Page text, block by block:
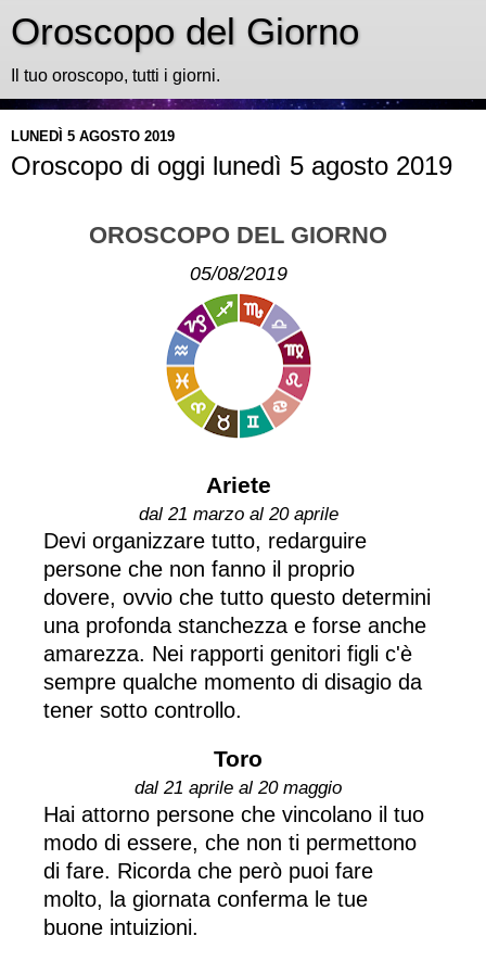
Oroscopo del Giorno
Il tuo oroscopo, tutti i giorni.
LUNEDÌ 5 AGOSTO 2019
Oroscopo di oggi lunedì 5 agosto 2019
OROSCOPO DEL GIORNO
05/08/2019
Ariete
dal 21 marzo al 20 aprile
Devi organizzare tutto, redarguire
persone che non fanno il proprio
dovere, ovvio che tutto questo determini
una profonda stanchezza e forse anche
amarezza. Nei rapporti genitori figli c'è
sempre qualche momento di disagio da
tener sotto controllo.
Toro
dal 21 aprile al 20 maggio
Hai attorno persone che vincolano il tuo
modo di essere, che non ti permettono
di fare. Ricorda che però puoi fare
molto, la giornata conferma le tue
buone intuizioni.